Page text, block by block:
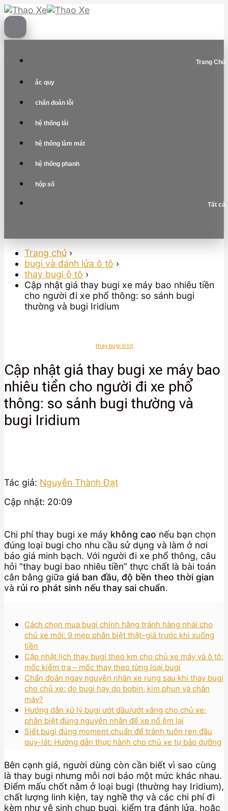
Skip
to
content
Trang Chủ
ắc quy
chẩn đoán lỗi
hệ thống lái
hệ thống làm mát
hệ thống phanh
hộp số
Tất cả
Trang chủ ›
bugi và đánh lửa ô tô ›
thay bugi ô tô ›
Cập nhật giá thay bugi xe máy bao nhiêu tiền
cho người đi xe phổ thông: so sánh bugi
thường và bugi Iridium
thay bugi ô tô
Cập nhật giá thay bugi xe máy bao
nhiêu tiền cho người đi xe phổ
thông: so sánh bugi thường và
bugi Iridium
Tác giả: Nguyễn Thành Đạt
Cập nhật: 20:09
Chi phí thay bugi xe máy không cao nếu bạn chọn
đúng loại bugi cho nhu cầu sử dụng và làm ở nơi
báo giá minh bạch. Với người đi xe phổ thông, câu
hỏi “thay bugi bao nhiêu tiền” thực chất là bài toán
cân bằng giữa giá ban đầu, độ bền theo thời gian
và rủi ro phát sinh nếu thay sai chuẩn.
Cách chọn mua bugi chính hãng tránh hàng nhái cho
chủ xe mới: 9 mẹo phân biệt thật–giả trước khi xuống
tiền
Cập nhật lịch thay bugi theo km cho chủ xe máy và ô tô:
mốc kiểm tra – mốc thay theo từng loại bugi
Chẩn đoán ngay nguyên nhân xe rung sau khi thay bugi
cho chủ xe: do bugi hay do bobin, kim phun và chân
máy?
Hướng dẫn xử lý bugi ướt dầu/ướt xăng cho chủ xe:
phân biệt đúng nguyên nhân để xe nổ êm lại
Siết bugi đúng moment chuẩn để tránh tuôn ren đầu
quy-lát: Hướng dẫn thực hành cho chủ xe tự bảo dưỡng
Bên cạnh giá, người dùng còn cần biết vì sao cùng
là thay bugi nhưng mỗi nơi báo một mức khác nhau.
Điểm mấu chốt nằm ở loại bugi (thường hay Iridium),
chất lượng linh kiện, tay nghề thợ và các chi phí đi
kèm như vệ sinh chụp bugi, kiểm tra đánh lửa, hoặc